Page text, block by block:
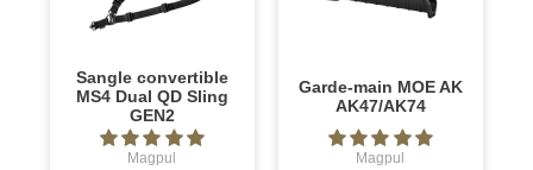
Sangle convertible
MS4 Dual QD Sling
GEN2
Magpul
Garde-main MOE AK
AK47/AK74
Magpul